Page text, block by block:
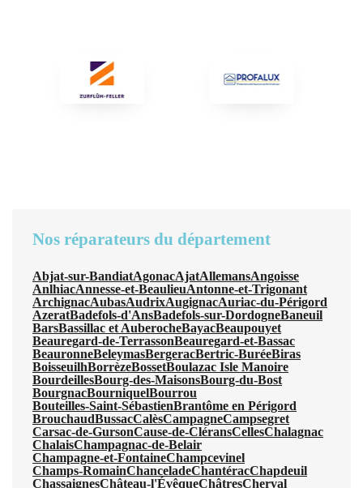
Nos réparateurs du département
Abjat-sur-BandiatAgonacAjatAllemansAngoisse
AnlhiacAnnesse-et-BeaulieuAntonne-et-Trigonant
ArchignacAubasAudrixAugignacAuriac-du-Périgord
AzeratBadefols-d'AnsBadefols-sur-DordogneBaneuil
BarsBassillac et AuberocheBayacBeaupouyet
Beauregard-de-TerrassonBeauregard-et-Bassac
BeauronneBeleymasBergeracBertric-BuréeBiras
BoisseuilhBorrèzeBossetBoulazac Isle Manoire
BourdeillesBourg-des-MaisonsBourg-du-Bost
BourgnacBourniquelBourrou
Bouteilles-Saint-SébastienBrantôme en Périgord
BrouchaudBussacCalèsCampagneCampsegret
Carsac-de-GursonCause-de-CléransCellesChalagnac
ChalaisChampagnac-de-Belair
Champagne-et-FontaineChampcevinel
Champs-RomainChanceladeChantéracChapdeuil
ChassaignesChâteau-l'ÉvêqueChâtresCherval